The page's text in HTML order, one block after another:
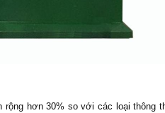
hơn 30% so với các loại thông